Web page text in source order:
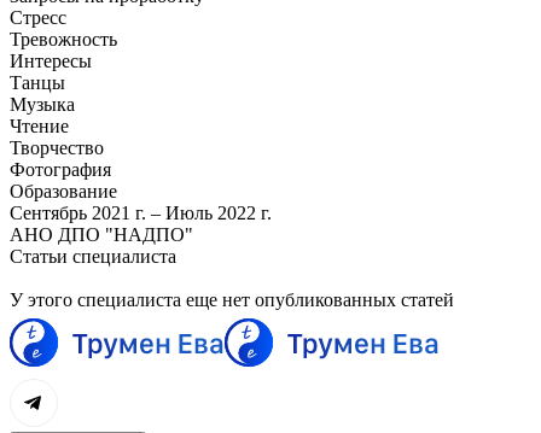
Стресс
Тревожность
Интересы
Танцы
Музыка
Чтение
Творчество
Фотография
Образование
Сентябрь 2021 г. – Июль 2022 г.
АНО ДПО "НАДПО"
Статьи специалиста
У этого специалиста еще нет опубликованных статей